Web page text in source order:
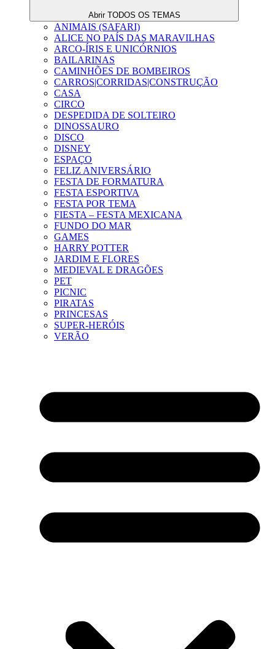
Abrir TODOS OS TEMAS
ANIMAIS (SAFARI)
ALICE NO PAÍS DAS MARAVILHAS
ARCO-ÍRIS E UNICÓRNIOS
BAILARINAS
CAMINHÕES DE BOMBEIROS
CARROS|CORRIDAS|CONSTRUÇÃO
CASA
CIRCO
DESPEDIDA DE SOLTEIRO
DINOSSAURO
DISCO
DISNEY
ESPAÇO
FELIZ ANIVERSÁRIO
FESTA DE FORMATURA
FESTA ESPORTIVA
FESTA POR TEMA
FIESTA – FESTA MEXICANA
FUNDO DO MAR
GAMES
HARRY POTTER
JARDIM E FLORES
MEDIEVAL E DRAGÕES
PET
PICNIC
PIRATAS
PRINCESAS
SUPER-HERÓIS
VERÃO